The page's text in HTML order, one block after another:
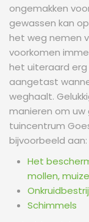
ongemakken
gewassen kan
het weg nemen
voorkomen
het uiteraard
aangetast
weghaalt.
manieren om uw
tuincentrum
bijvoorbeeld aan:
Het
mollen,
Schimmels